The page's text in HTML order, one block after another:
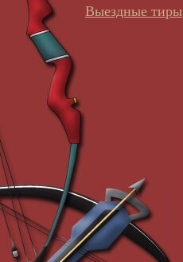
Выездные тиры